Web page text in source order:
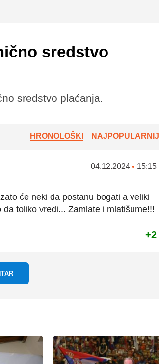
sredstvo
sredstvo plaćanja.
HRONOLOŠKI NAJPOPULARNIJI
04.12.2024 • 15:15
će neki da postanu bogati a veliki
toliko vredi... Zamlate i mlatišume!!!
+2